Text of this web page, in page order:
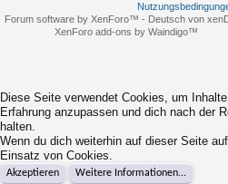
Forum software by XenForo™ - Deutsch von
XenForo add-ons by Waindigo™
Diese Seite verwendet Cookies, um
Erfahrung anzupassen und dich nach der
halten.
Wenn du dich weiterhin auf dieser Seite
Einsatz von Cookies.
Akzeptieren Weitere Informationen...